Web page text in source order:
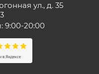
ул., д. 35
9:00-20:00